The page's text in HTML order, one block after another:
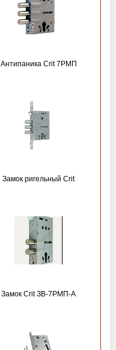
Антипаника Crit 7РМП
Замок ригельный Crit
Замок Crit ЗВ-7РМП-А